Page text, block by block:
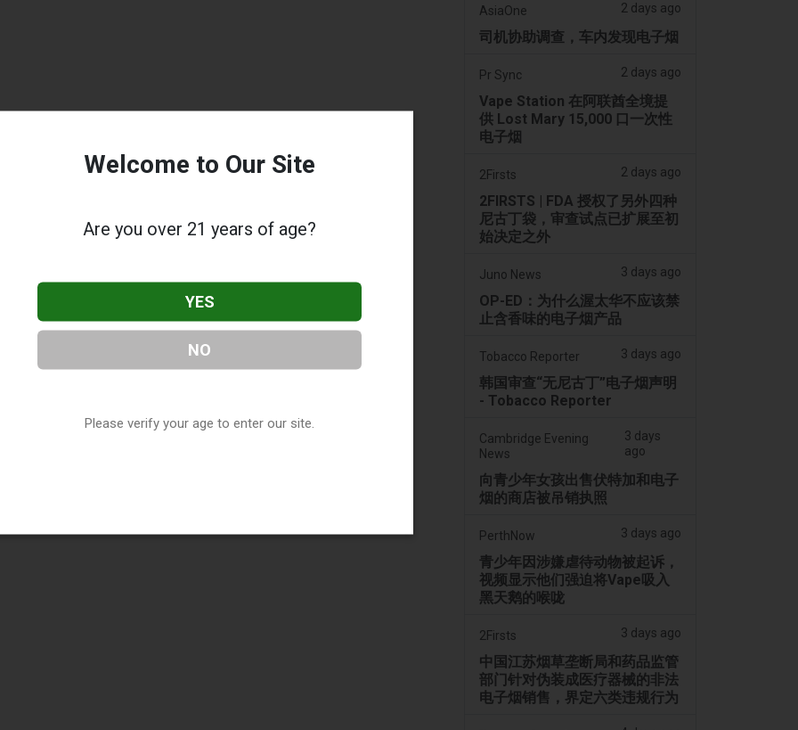
AsiaOne 2 days ago
司机协助调查，车内发现电子烟
Pr Sync 2 days ago
Vape Station 在阿联酋全境提
供 Lost Mary 15,000 口一次性
电子烟
2Firsts 2 days ago
2FIRSTS | FDA 授权了另外四种
尼古丁袋，审查试点已扩展至初
始决定之外
Juno News 3 days ago
OP-ED：为什么渥太华不应该禁
止含香味的电子烟产品
Tobacco Reporter 3 days ago
韩国审查“无尼古丁”电子烟声明
- Tobacco Reporter
Cambridge Evening
News
3 days
ago
向青少年女孩出售伏特加和电子
烟的商店被吊销执照
PerthNow 3 days ago
青少年因涉嫌虐待动物被起诉，
视频显示他们强迫将Vape吸入
黑天鹅的喉咙
2Firsts 3 days ago
中国江苏烟草垄断局和药品监管
部门针对伪装成医疗器械的非法
电子烟销售，界定六类违规行为
Welcome to Our Site
Are you over 21 years of age?
YES
NO
Please verify your age to enter our site.